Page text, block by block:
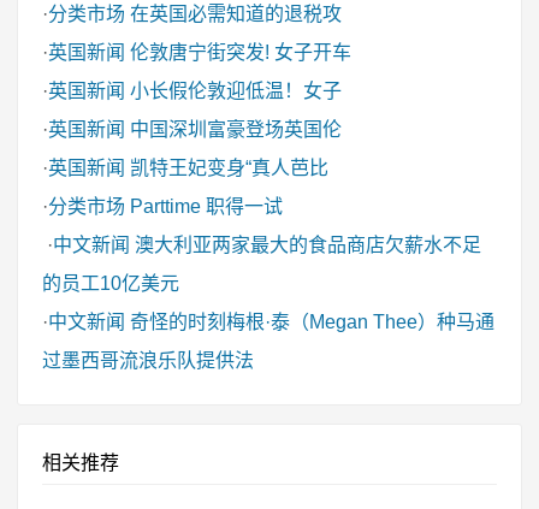
·分类市场 在英国必需知道的退税攻
·英国新闻 伦敦唐宁街突发! 女子开车
·英国新闻 小长假伦敦迎低温！女子
·英国新闻 中国深圳富豪登场英国伦
·英国新闻 凯特王妃变身“真人芭比
·分类市场 Parttime 职得一试
·中文新闻 澳大利亚两家最大的食品商店欠薪水不足
的员工10亿美元
·中文新闻 奇怪的时刻梅根·泰（Megan Thee）种马通
过墨西哥流浪乐队提供法
相关推荐